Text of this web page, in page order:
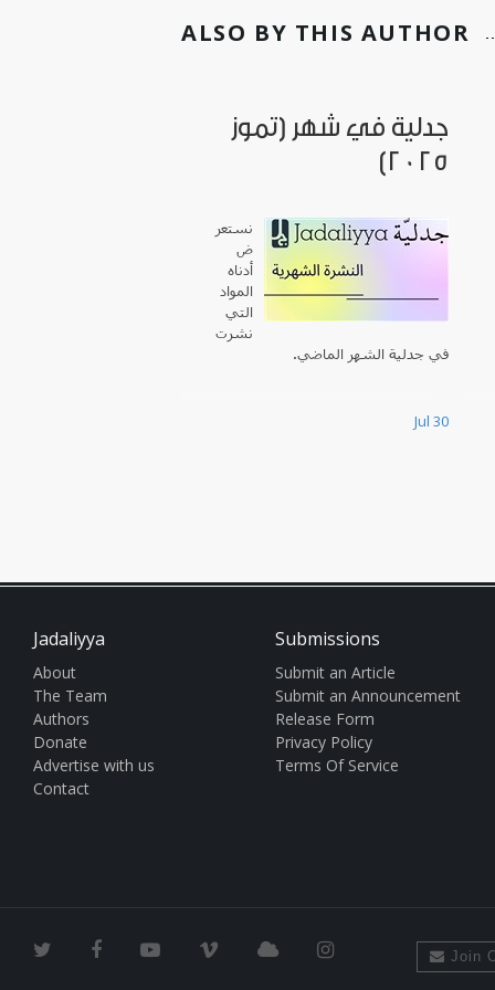
ALSO BY THIS AUTHOR
جدلية في شهر (تموز
2025)
نستعر
ض
أدناه
المواد
التي
نشرت
في جدلية الشهر الماضي.
Jul 30
Jadaliyya
About
The Team
Authors
Donate
Advertise with us
Contact
Submissions
Submit an Article
Submit an Announcement
Release Form
Privacy Policy
Terms Of Service
Join